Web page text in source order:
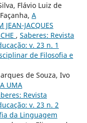
Flávio Luiz de
A
JEAN-JACQUES
, Saberes: Revista
v. 23 n. 1
de Filosofia e
de Souza, Ivo
UMA
Revista
v. 23 n. 2
da Linguagem